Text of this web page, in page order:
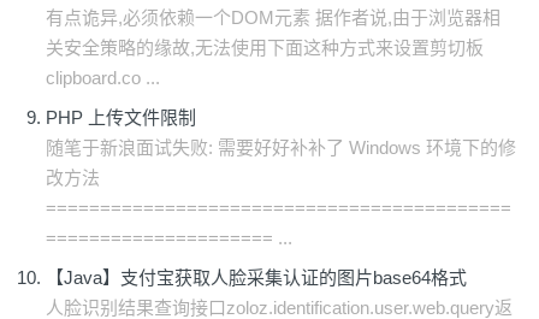
有点诡异,必须依赖一个DOM元素 据作者说,由于浏览器相
关安全策略的缘故,无法使用下面这种方式来设置剪切板
clipboard.co ...
PHP 上传文件限制
随笔于新浪面试失败: 需要好好补补了 Windows 环境下的修
改方法
===========================================
===================== ...
【Java】支付宝获取人脸采集认证的图片base64格式
人脸识别结果查询接口zoloz.identification.user.web.query返